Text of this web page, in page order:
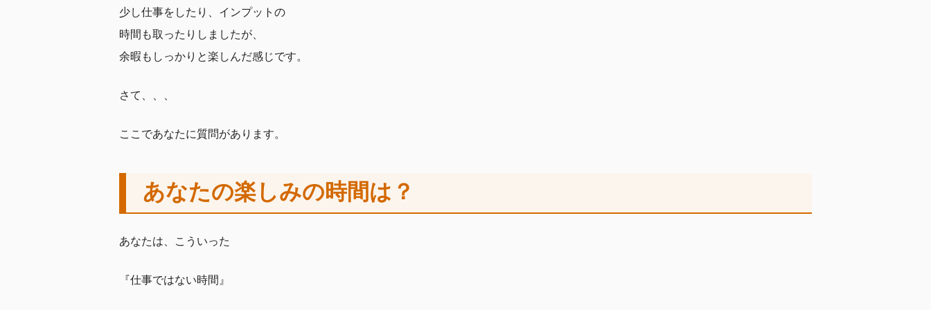
少し仕事をしたり、インプットの
時間も取ったりしましたが、
余暇もしっかりと楽しんだ感じです。
さて、、、
ここであなたに質問があります。
あなたの楽しみの時間は？
あなたは、こういった
『仕事ではない時間』